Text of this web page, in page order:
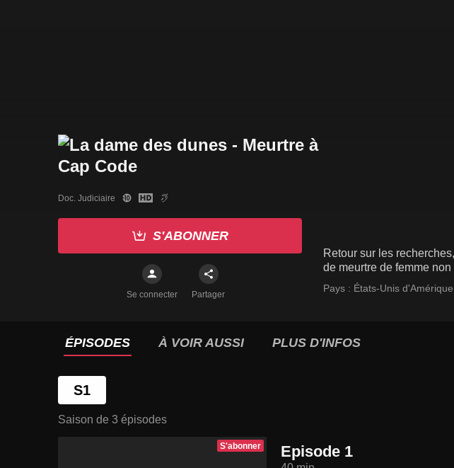
Doc. Judiciaire
S'ABONNER
Se connecter Partager
Retour sur les
de meurtre de femme
Pays : États-Unis d'Amérique
ÉPISODES À VOIR AUSSI PLUS D'INFOS
S1
Saison de 3 épisodes
S'abonner Episode 1